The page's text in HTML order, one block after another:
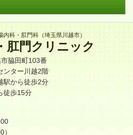
科・肛門科（埼玉県川越市）
肛門クリニック
脇田町103番
ンター川越2階
駅から徒歩2分
徒歩15分